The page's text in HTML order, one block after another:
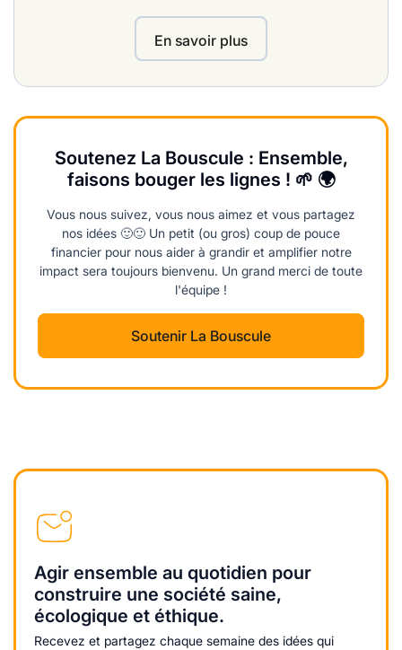
En savoir plus
Soutenez La Bouscule : Ensemble,
faisons bouger les lignes ! 🌱 🌍
Vous nous suivez, vous nous aimez et vous partagez
nos idées 🙂🙂 Un petit (ou gros) coup de pouce
financier pour nous aider à grandir et amplifier notre
impact sera toujours bienvenu. Un grand merci de toute
l'équipe !
Soutenir La Bouscule
Agir ensemble au quotidien pour
construire une société saine,
écologique et éthique.
Recevez et partagez chaque semaine des idées qui